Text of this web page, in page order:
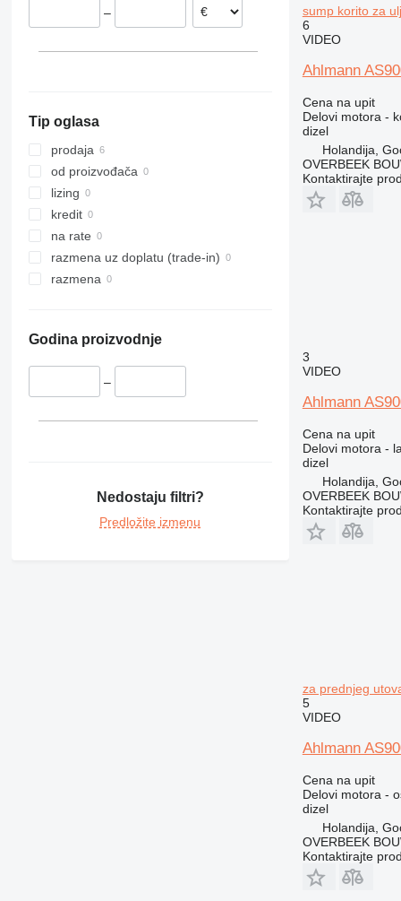
D series
IT
–
Tip oglasa
prodaja
od proizvođača
lizing
kredit
na rate
razmena uz doplatu (trade-in)
razmena
Godina proizvodnje
–
Nedostaju filtri?
Predložite izmenu
sump korito za
6
VIDEO
Ahlmann
Cena na upit
Delovi motora -
dizel
Holandija,
OVERBEEK
Kontaktirajte
3
VIDEO
Ahlmann
Cena na upit
Delovi motora -
dizel
Holandija,
OVERBEEK
Kontaktirajte
za prednjeg
5
VIDEO
Ahlmann
Cena na upit
Delovi motora -
dizel
Holandija,
OVERBEEK
Kontaktirajte